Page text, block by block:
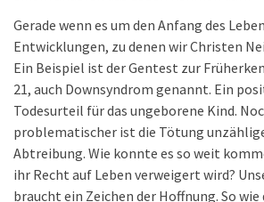
Gerade wenn es um den Anfang des
Entwicklungen, zu denen wir Christen
Ein Beispiel ist der Gentest zur
21, auch Downsyndrom genannt. Ein
Todesurteil für das ungeborene Kind.
problematischer ist die Tötung
Abtreibung. Wie konnte es so weit
ihr Recht auf Leben verweigert wird?
braucht ein Zeichen der Hoffnung. So